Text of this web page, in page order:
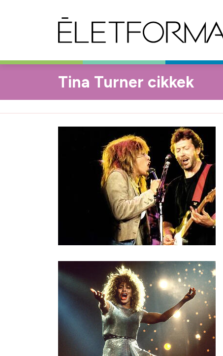
Tina Turner cikkek